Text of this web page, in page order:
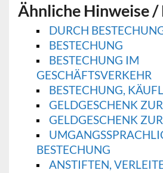
Ähnliche Hinweise /
DURCH
BESTECHUNG
BESTECHUNG IM
GESCHÄFTSVERKEHR
BESTECHUNG,
GELDGESCHENK
GELDGESCHENK
BESTECHUNG
ANSTIFTEN,